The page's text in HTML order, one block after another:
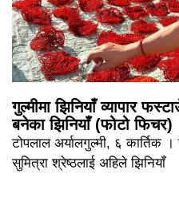
गुल्मीमा झिनियाँ व्यापार
बनेका झिनियाँ (फोटो फिचर)
टोपलाल अर्यालगुल्मी, ६ कार्तिक
सुमित्रा श्रेष्ठलाई अहिले झिनियाँ